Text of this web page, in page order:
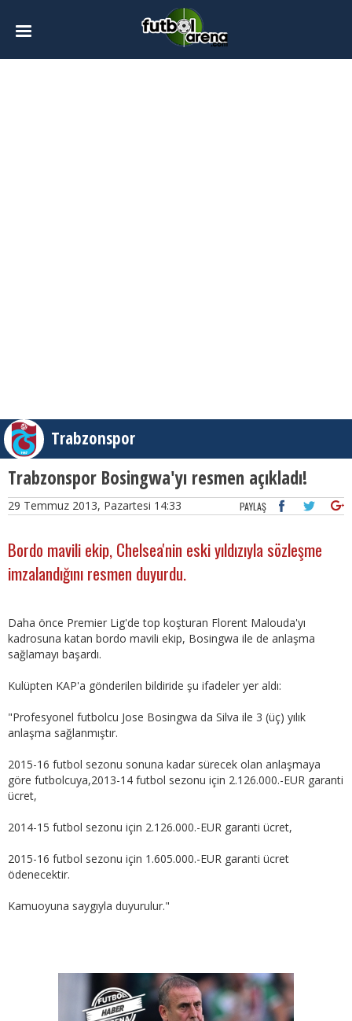
Trabzonspor
Trabzonspor Bosingwa'yı resmen açıkladı!
29 Temmuz 2013, Pazartesi 14:33 PAYLAŞ
Bordo mavili ekip, Chelsea'nin eski yıldızıyla sözleşme
imzalandığını resmen duyurdu.
Daha önce Premier Lig'de top koşturan Florent Malouda'yı
kadrosuna katan bordo mavili ekip, Bosingwa ile de anlaşma
sağlamayı başardı.
Kulüpten KAP'a gönderilen bildiride şu ifadeler yer aldı:
"Profesyonel futbolcu Jose Bosingwa da Silva ile 3 (üç) yılık
anlaşma sağlanmıştır.
2015-16 futbol sezonu sonuna kadar sürecek olan anlaşmaya
göre futbolcuya,2013-14 futbol sezonu için 2.126.000.-EUR garanti
ücret,
2014-15 futbol sezonu için 2.126.000.-EUR garanti ücret,
2015-16 futbol sezonu için 1.605.000.-EUR garanti ücret
ödenecektir.
Kamuoyuna saygıyla duyurulur."